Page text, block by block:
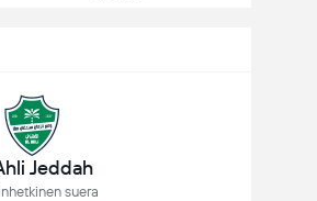
Jeddah
suera